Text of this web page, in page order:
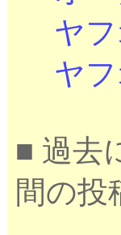
ヤ
ヤ
■ 過去
間の投